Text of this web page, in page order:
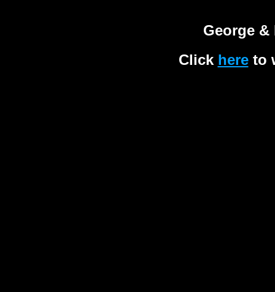
George
Click hereto